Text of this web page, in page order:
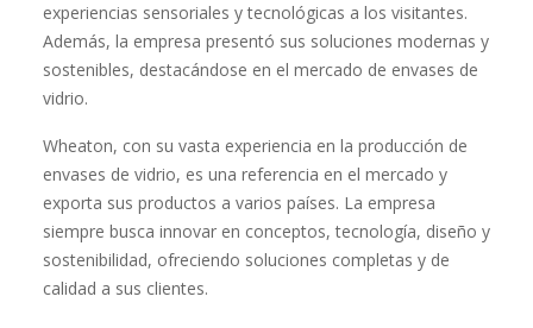
experiencias sensoriales y tecnológicas a los visitantes.
Además, la empresa presentó sus soluciones modernas y
sostenibles, destacándose en el mercado de envases de
vidrio.
Wheaton, con su vasta experiencia en la producción de
envases de vidrio, es una referencia en el mercado y
exporta sus productos a varios países. La empresa
siempre busca innovar en conceptos, tecnología, diseño y
sostenibilidad, ofreciendo soluciones completas y de
calidad a sus clientes.